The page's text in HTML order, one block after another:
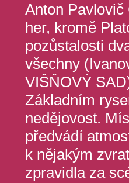
Anton
her, kromě
pozůstalosti
všechny
VIŠŇOVÝ
Základním
nedějovost.
předvádí
k nějakým
zpravidla za